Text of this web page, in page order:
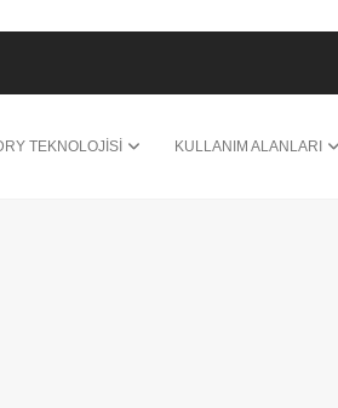
TEKNOLOJİSİ KULLANIM ALANLARI